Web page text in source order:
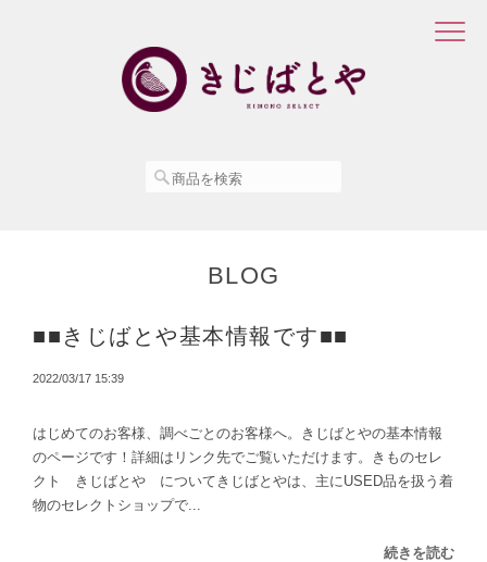
BLOG
■■きじばとや基本情報です■■
2022/03/17 15:39
はじめてのお客様、調べごとのお客様へ。きじばとやの基本情報
のページです！詳細はリンク先でご覧いただけます。きものセレ
クト きじばとや についてきじばとやは、主にUSED品を扱う着
物のセレクトショップで...
続きを読む